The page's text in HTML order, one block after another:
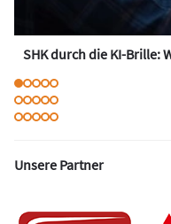
SHK durch die KI-Brille:
Unsere Partner